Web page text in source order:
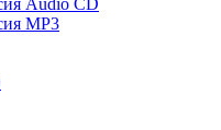
Audio CD
MP3